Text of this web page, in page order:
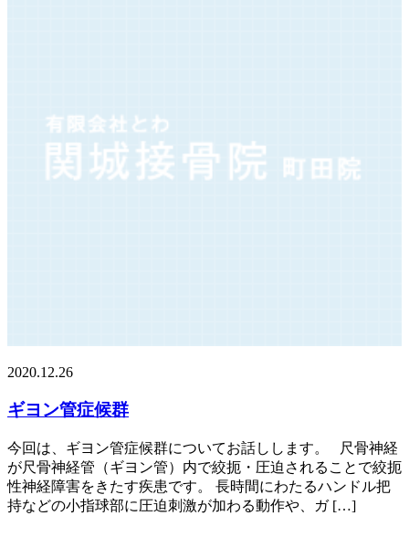
2020.12.26
ギヨン管症候群
今回は、ギヨン管症候群についてお話しします。 尺骨神経
が尺骨神経管（ギヨン管）内で絞扼・圧迫されることで絞扼
性神経障害をきたす疾患です。 長時間にわたるハンドル把
持などの小指球部に圧迫刺激が加わる動作や、ガ […]